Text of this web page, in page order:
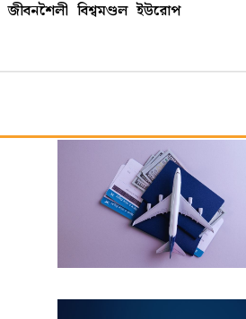
জীবনশৈলী বিশ্বমণ্ডল ইউরোপ